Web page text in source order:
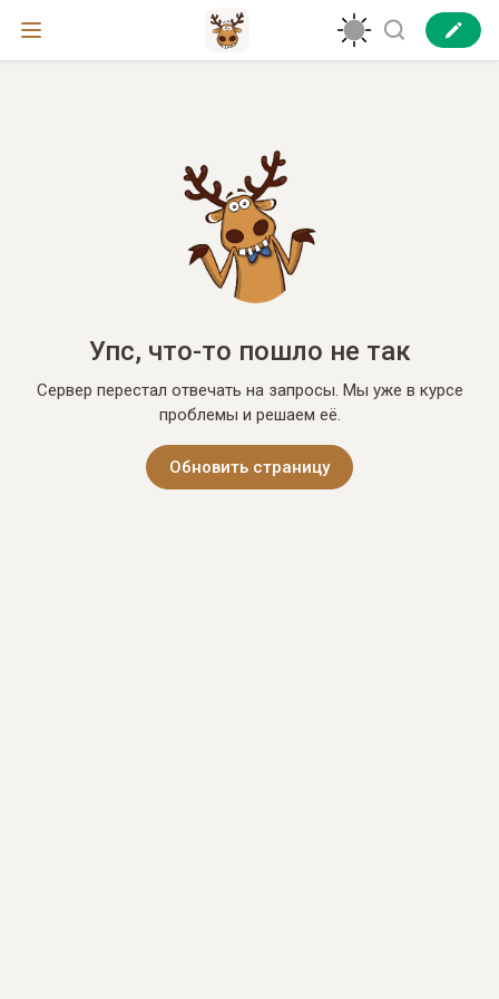
Упс, что-то пошло не так
Сервер перестал отвечать на запросы. Мы уже в курсе
проблемы и решаем её.
Обновить страницу